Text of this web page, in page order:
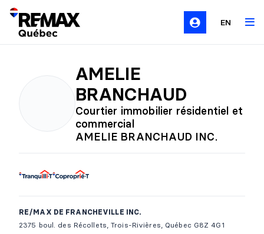
EN
AMELIE
BRANCHAUD
Courtier immobilier résidentiel et
commercial
AMELIE BRANCHAUD INC.
RE/MAX DE FRANCHEVILLE INC.
2375 boul. des Récollets, Trois-Rivières, Québec G8Z 4G1